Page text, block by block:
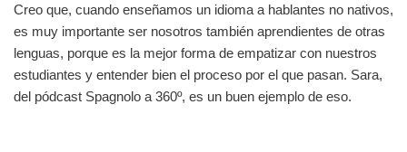
Creo que, cuando enseñamos un idioma a hablantes no nativos,
es muy importante ser nosotros también aprendientes de otras
lenguas, porque es la mejor forma de empatizar con nuestros
estudiantes y entender bien el proceso por el que pasan. Sara,
del pódcast Spagnolo a 360º, es un buen ejemplo de eso.